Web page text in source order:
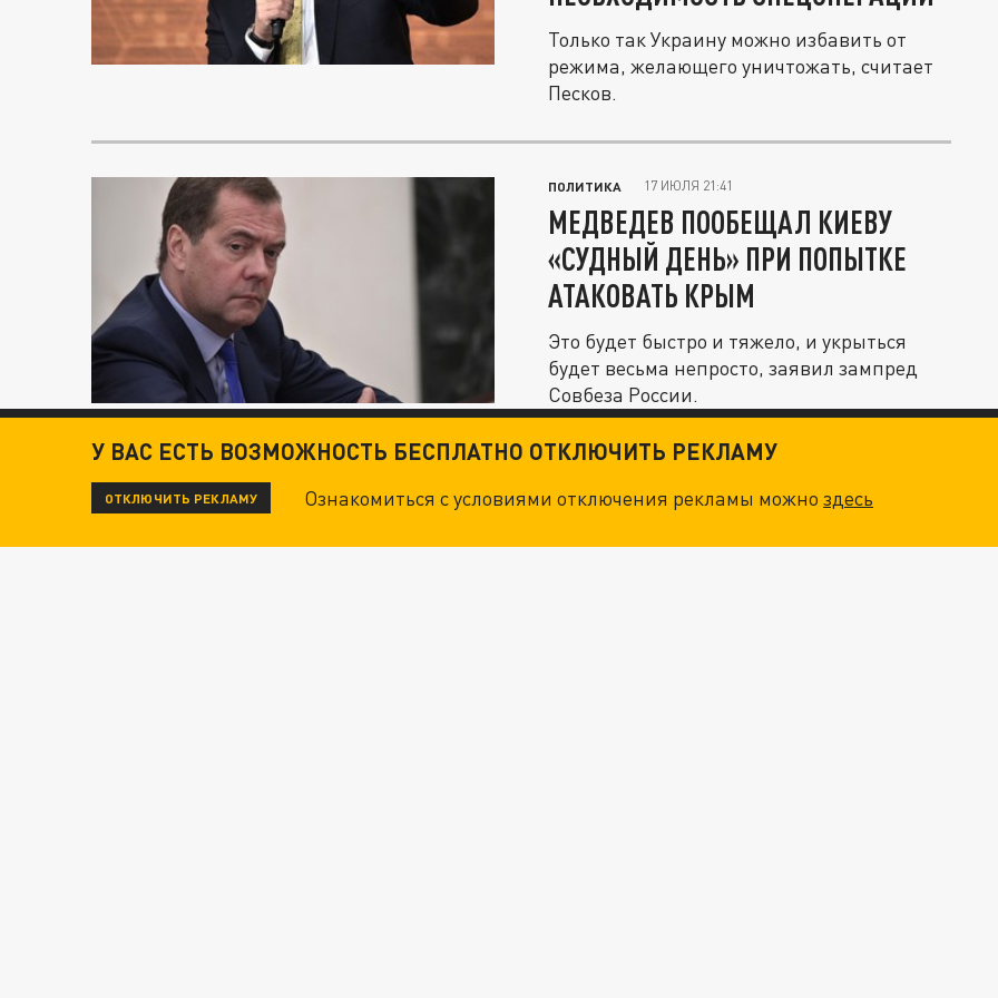
Только так Украину можно избавить от
режима, желающего уничтожать, считает
Песков.
ПОЛИТИКА 17 ИЮЛЯ 21:41
МЕДВЕДЕВ ПООБЕЩАЛ КИЕВУ
«СУДНЫЙ ДЕНЬ» ПРИ ПОПЫТКЕ
АТАКОВАТЬ КРЫМ
Это будет быстро и тяжело, и укрыться
будет весьма непросто, заявил зампред
Совбеза России.
У ВАС ЕСТЬ ВОЗМОЖНОСТЬ БЕСПЛАТНО ОТКЛЮЧИТЬ РЕКЛАМУ
ОТКЛЮЧИТЬ РЕКЛАМУ Ознакомиться с условиями отключения рекламы можноздесь